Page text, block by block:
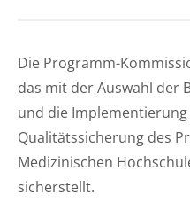
Die Programm-
das mit der Auswahl der
und die
Qualitätssicherung des
Medizinischen
sicherstellt.